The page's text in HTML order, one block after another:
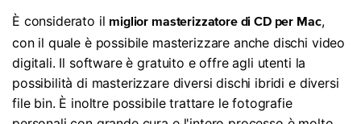
È considerato il miglior masterizzatore di CD per Mac,
con il quale è possibile masterizzare anche dischi video
digitali. Il software è gratuito e offre agli utenti la
possibilità di masterizzare diversi dischi ibridi e diversi
file bin. È inoltre possibile trattare le fotografie